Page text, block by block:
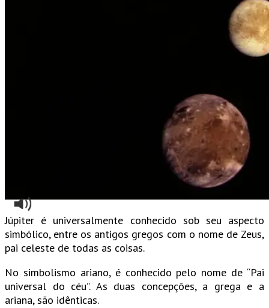
Júpiter é universalmente conhecido sob seu aspecto
simbólico, entre os antigos gregos com o nome de Zeus,
pai celeste de todas as coisas.
No simbolismo ariano, é conhecido pelo nome de “Pai
universal do céu”. As duas concepções, a grega e a
ariana, são idênticas.